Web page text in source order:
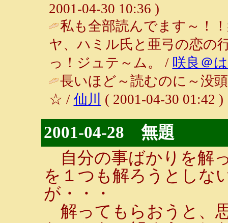
2001-04-30 10:36 )
私も全部読んでます～！
ヤ、ハミル氏と亜弓の恋の
っ！ジュテ～ム。 / 咲良＠
長いほど～読むのに～没
☆ / 仙川 ( 2001-04-30 01:42 )
2001-04-28 無題
自分の事ばかりを解
を１つも解ろうとしな
が・・・
解ってもらおうと、